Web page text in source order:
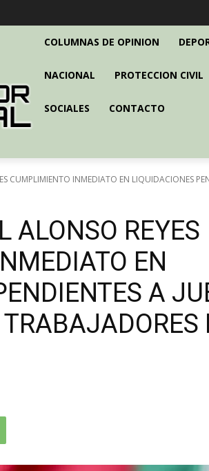
COLUMNAS DE OPINION
NACIONAL PROTECCION CIVIL
SOCIALES CONTACTO
CUMPLIMIENTO INMEDIATO EN LIQUIDACIONES
ALONSO REYES
EN
A